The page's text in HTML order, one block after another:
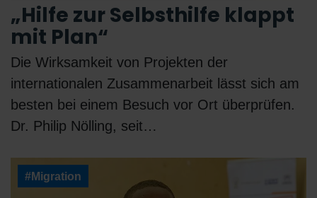
„Hilfe zur Selbsthilfe klappt
mit Plan“
Die Wirksamkeit von Projekten der
internationalen Zusammenarbeit lässt sich am
besten bei einem Besuch vor Ort überprüfen.
Dr. Philip Nölling, seit…
#Migration